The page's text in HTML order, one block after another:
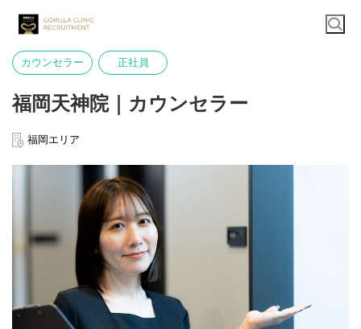
カウンセラー 正社員
福岡天神院｜カウンセラー
福岡エリア